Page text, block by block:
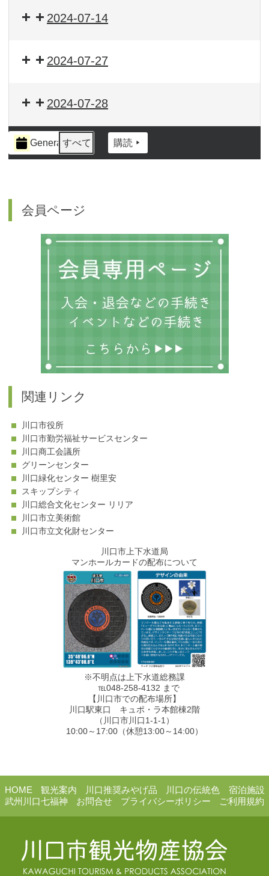
2024-07-14
2024-07-27
2024-07-28
イ
ベ
Generalすべて 購読
会員ページ
関連リンク
川口市役所
川口市勤労福祉サービスセンター
川口商工会議所
グリーンセンター
川口緑化センター 樹里安
スキップシティ
川口総合文化センター リリア
川口市立美術館
川口市立文化財センター
川口市上下水道局
マンホールカードの配布について
※不明点は上下水道総務課
℡048-258-4132 まで
【川口市での配布場所】
川口駅東口 キュポ・ラ本館棟2階
（川口市川口1-1-1）
10:00～17:00（休憩13:00～14:00）
HOME 観光案内 川口推奨みやげ品 川口の伝統色
宿泊施設
武州川口七福神
お問合せ プライバシーポリシー ご利用規約